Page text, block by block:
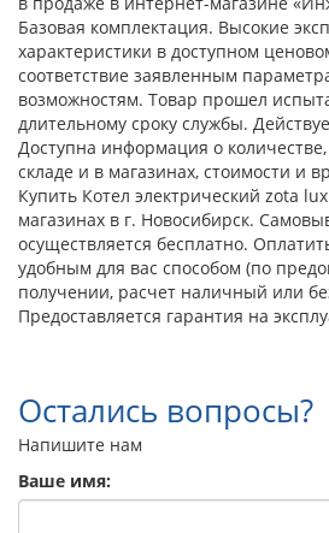
Базовая комплектация. Высокие
характеристики в доступном
соответствие заявленным
возможностям. Товар прошел
длительному сроку службы.
Доступна информация о
складе и в магазинах, стоимости и
Купить Котел электрический zota
магазинах в г. Новосибирск.
осуществляется бесплатно.
удобным для вас способом (по
получении, расчет наличный или
Предоставляется гарантия на
Остались вопросы?
Напишите нам
Ваше имя: